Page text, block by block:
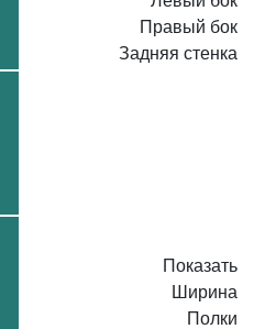
Правый бок
Задняя стенка
Показать
Ширина
Полки